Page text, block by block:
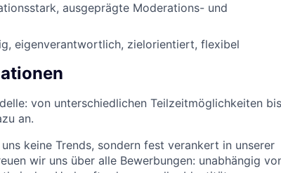
ausgeprägte Moderations- und
eigenverantwortlich, zielorientiert, flexibel
von unterschiedlichen Teilzeitmöglichkeiten
an.
keine Trends, sondern fest verankert in unserer
wir uns über alle Bewerbungen: unabhängig